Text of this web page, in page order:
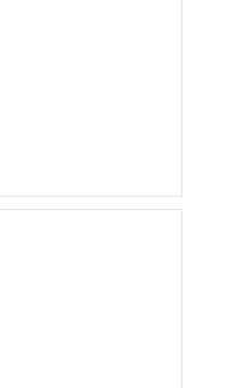
o